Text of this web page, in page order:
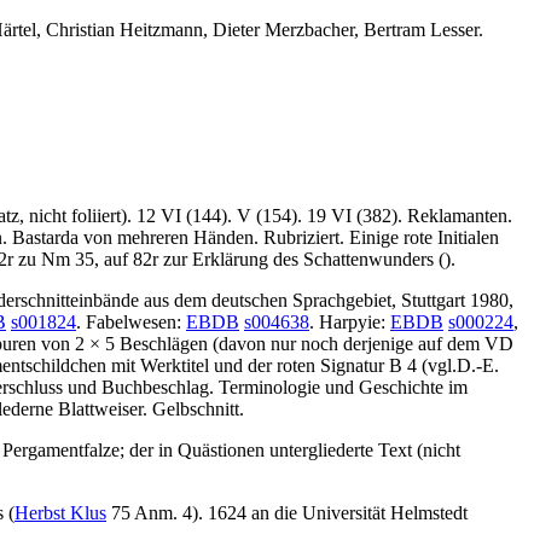
Christian Heitzmann, Dieter Merzbacher, Bertram Lesser.
nicht foliiert). 12 VI (144). V (154). 19 VI (382). Reklamanten.
von mehreren Händen. Rubriziert. Einige rote Initialen
zu Nm 35, auf 82r zur Erklärung des Schattenwunders ().
aus dem deutschen Sprachgebiet, Stuttgart 1980,
s001824. Fabelwesen: EBDB s004638. Harpyie: EBDB s000224,
von 2 × 5 Beschlägen (davon nur noch derjenige auf dem VD
mit Werktitel und der roten SignaturB 4 (vgl.D.-E.
und Buchbeschlag. Terminologie und Geschichte im
Blattweiser. Gelbschnitt.
der in Quästionen untergliederte Text (nicht
(Herbst Klus 75 Anm. 4). 1624 an die Universität Helmstedt